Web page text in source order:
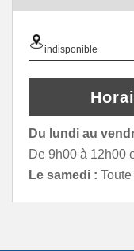
indisponible
Du lundi au
De 9h00 à 12h00
Le samedi :